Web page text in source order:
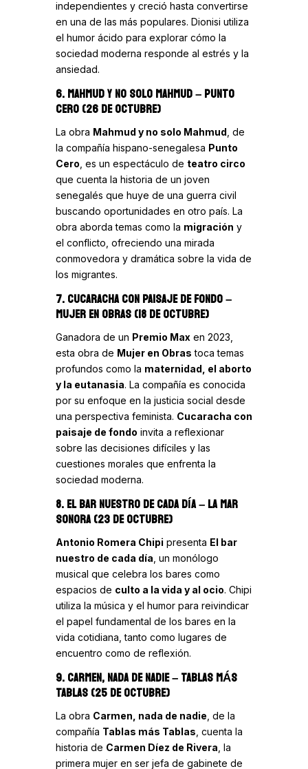
independientes y creció hasta convertirse
en una de las más populares. Dionisi utiliza
el humor ácido para explorar cómo la
sociedad moderna responde al estrés y la
ansiedad.
6. MAHMUD Y NO SOLO MAHMUD– PUNTO
CERO (26 DE OCTUBRE)
La obra Mahmud y no solo Mahmud , de
la compañía hispano-senegalesa Punto
Cero , es un espectáculo de teatro circo
que cuenta la historia de un joven
senegalés que huye de una guerra civil
buscando oportunidades en otro país. La
obra aborda temas como la migración y
el conflicto, ofreciendo una mirada
conmovedora y dramática sobre la vida de
los migrantes.
7. CUCARACHA CON PAISAJE DE FONDO–
MUJER EN OBRAS (18 DE OCTUBRE)
Ganadora de un Premio Maxen 2023,
esta obra de Mujer en Obras toca temas
profundos como la maternidad, el aborto
y la eutanasia. La compañía es conocida
por su enfoque en la justicia social desde
una perspectiva feminista. Cucaracha con
paisaje de fondo invita a reflexionar
sobre las decisiones difíciles y las
cuestiones morales que enfrenta la
sociedad moderna.
8. EL BAR NUESTRO DE CADA DÍA– LA MAR
SONORA (23 DE OCTUBRE)
Antonio Romera Chipi presenta El bar
nuestro de cada día , un monólogo
musical que celebra los bares como
espacios de culto a la vida y al ocio. Chipi
utiliza la música y el humor para reivindicar
el papel fundamental de los bares en la
vida cotidiana, tanto como lugares de
encuentro como de reflexión.
9. CARMEN, NADA DE NADIE– TABLAS MÁS
TABLAS (25 DE OCTUBRE)
La obra Carmen, nada de nadie , de la
compañía Tablas más Tablas , cuenta la
historia de Carmen Díez de Rivera , la
primera mujer en ser jefa de gabinete de